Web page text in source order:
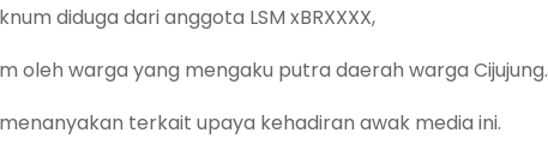
diduga dari anggota LSM xBRXXXX,
oleh warga yang mengaku putra daerah warga Cijujung.
terkait upaya kehadiran awak media ini.